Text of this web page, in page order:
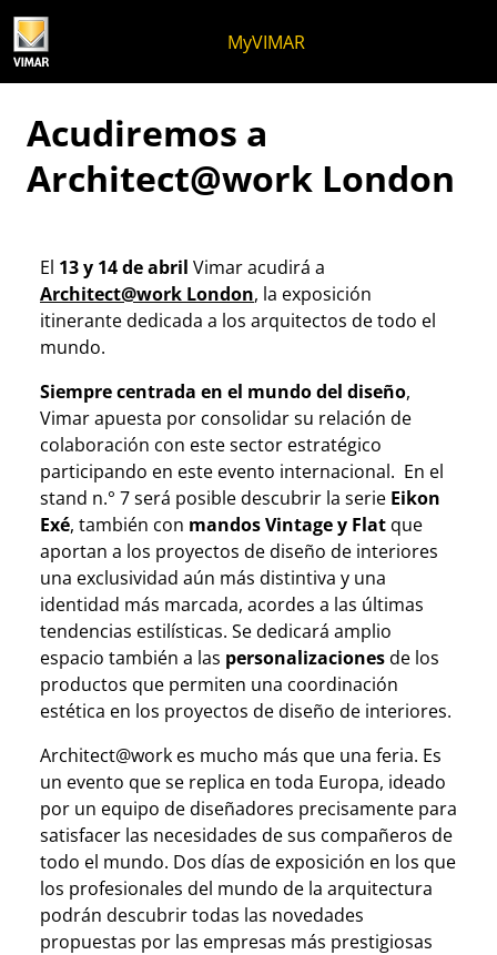
MyVIMAR
Acudiremos a
Architect@work London
El 13 y 14 de abril Vimar acudirá a
Architect@work London, la exposición
itinerante dedicada a los arquitectos de todo el
mundo.
Siempre centrada en el mundo del diseño,
Vimar apuesta por consolidar su relación de
colaboración con este sector estratégico
participando en este evento internacional. En el
stand n.° 7 será posible descubrir la serie Eikon
Exé, también con mandos Vintage y Flat que
aportan a los proyectos de diseño de interiores
una exclusividad aún más distintiva y una
identidad más marcada, acordes a las últimas
tendencias estilísticas. Se dedicará amplio
espacio también a las personalizacionesde los
productos que permiten una coordinación
estética en los proyectos de diseño de interiores.
Architect@work es mucho más que una feria. Es
un evento que se replica en toda Europa, ideado
por un equipo de diseñadores precisamente para
satisfacer las necesidades de sus compañeros de
todo el mundo. Dos días de exposición en los que
los profesionales del mundo de la arquitectura
podrán descubrir todas las novedades
propuestas por las empresas más prestigiosas